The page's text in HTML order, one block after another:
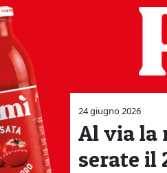
24 giugno 2026
Al via la
serate il